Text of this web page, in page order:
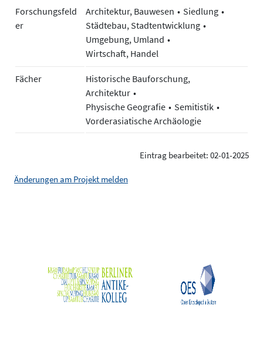
Forschungsfeld
er
Architektur, Bauwesen
Siedlung
Städtebau, Stadtentwicklung
Umgebung, Umland
Wirtschaft, Handel
Fächer
Historische Bauforschung,
Architektur
Physische Geografie
Semitistik
Vorderasiatische Archäologie
Eintrag bearbeitet: 02-01-2025
Änderungen am Projekt melden